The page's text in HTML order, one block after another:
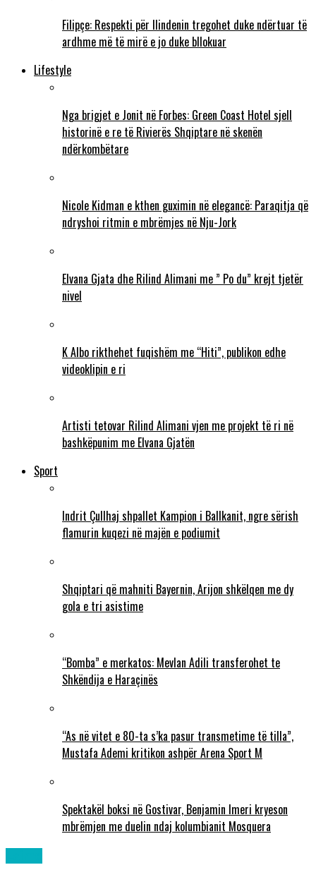
Filipçe: Respekti për Ilindenin tregohet duke ndërtuar të
ardhme më të mirë e jo duke bllokuar
Lifestyle
Nga brigjet e Jonit në Forbes: Green Coast Hotel sjell
historinë e re të Rivierës Shqiptare në skenën
ndërkombëtare
Nicole Kidman e kthen guximin në elegancë: Paraqitja që
ndryshoi ritmin e mbrëmjes në Nju-Jork
Elvana Gjata dhe Rilind Alimani me ” Po du” krejt tjetër
nivel
K Albo rikthehet fuqishëm me “Hiti”, publikon edhe
videoklipin e ri
Artisti tetovar Rilind Alimani vjen me projekt të ri në
bashkëpunim me Elvana Gjatën
Sport
Indrit Çullhaj shpallet Kampion i Ballkanit, ngre sërish
flamurin kuqezi në majën e podiumit
Shqiptari që mahniti Bayernin, Arijon shkëlqen me dy
gola e tri asistime
“Bomba” e merkatos: Mevlan Adili transferohet te
Shkëndija e Haraçinës
“As në vitet e 80-ta s’ka pasur transmetime të tilla”,
Mustafa Ademi kritikon ashpër Arena Sport M
Spektakël boksi në Gostivar, Benjamin Imeri kryeson
mbrëmjen me duelin ndaj kolumbianit Mosquera